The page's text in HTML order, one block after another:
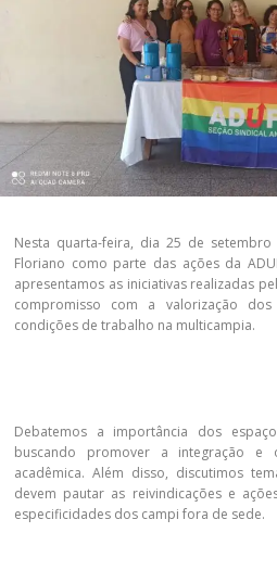
Nesta quarta-feira, dia 25 de setembro
Floriano como parte das ações da
apresentamos as iniciativas realizadas
compromisso com a valorização
condições de trabalho na multicampia.
Debatemos a importância dos
buscando promover a integração e
acadêmica. Além disso, discutimos
devem pautar as reivindicações e
especificidades dos campi fora de sede.